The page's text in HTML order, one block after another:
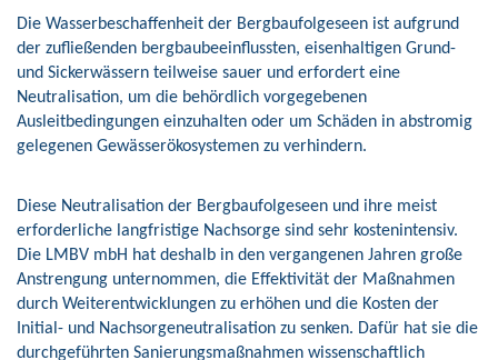
Die Wasserbeschaffenheit der Bergbaufolgeseen ist aufgrund
der zufließenden bergbaubeeinflussten, eisenhaltigen Grund-
und Sickerwässern teilweise sauer und erfordert eine
Neutralisation, um die behördlich vorgegebenen
Ausleitbedingungen einzuhalten oder um Schäden in abstromig
gelegenen Gewässerökosystemen zu verhindern.
Diese Neutralisation der Bergbaufolgeseen und ihre meist
erforderliche langfristige Nachsorge sind sehr kostenintensiv.
Die LMBV mbH hat deshalb in den vergangenen Jahren große
Anstrengung unternommen, die Effektivität der Maßnahmen
durch Weiterentwicklungen zu erhöhen und die Kosten der
Initial- und Nachsorgeneutralisation zu senken. Dafür hat sie die
durchgeführten Sanierungsmaßnahmen wissenschaftlich